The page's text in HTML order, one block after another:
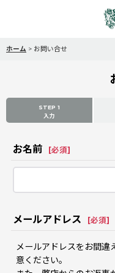
ホーム > お問い合せ
STEP 1
入力
お名前 [必須]
メールアドレス [必須]
メールアドレスをお間違
意ください。